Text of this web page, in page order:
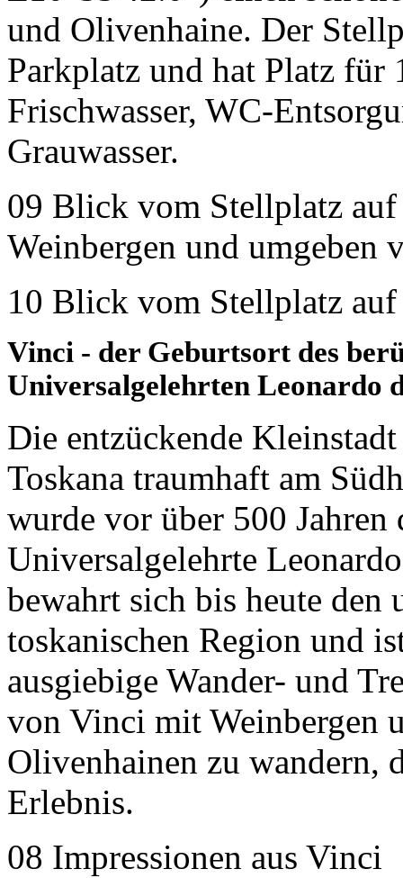
und Olivenhaine. Der
Parkplatz und hat Platz
Frischwasser, WC-
Grauwasser.
09 Blick vom Stellplatz
Weinbergen und umgeben
10 Blick vom Stellplatz
Vinci - der Geburtsort des
Universalgelehrten Leonardo
Die entzückende
Toskana traumhaft am
wurde vor über 500
Universalgelehrte
bewahrt sich bis heute den
toskanischen Region und
ausgiebige Wander- und
von Vinci mit Weinbergen
Olivenhainen zu wandern,
Erlebnis.
08 Impressionen aus Vinci